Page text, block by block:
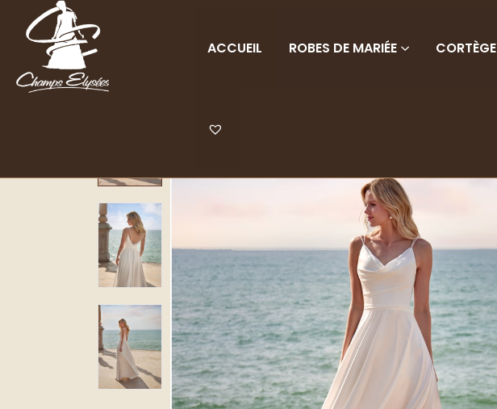
ACCUEIL ROBES DE MARIÉE CORTÈGE